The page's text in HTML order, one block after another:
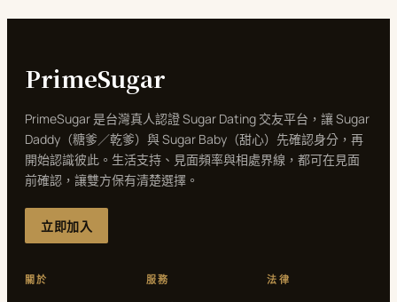
PrimeSugar
PrimeSugar 是台灣真人認證 Sugar Dating 交友平台，讓 Sugar
Daddy（糖爹／乾爹）與 Sugar Baby（甜心）先確認身分，再
開始認識彼此。生活支持、見面頻率與相處界線，都可在見面
前確認，讓雙方保有清楚選擇。
立即加入
關於 服務 法律